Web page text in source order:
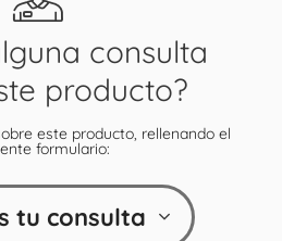
consulta
producto?
este producto, rellenando el
formulario:
tu consulta